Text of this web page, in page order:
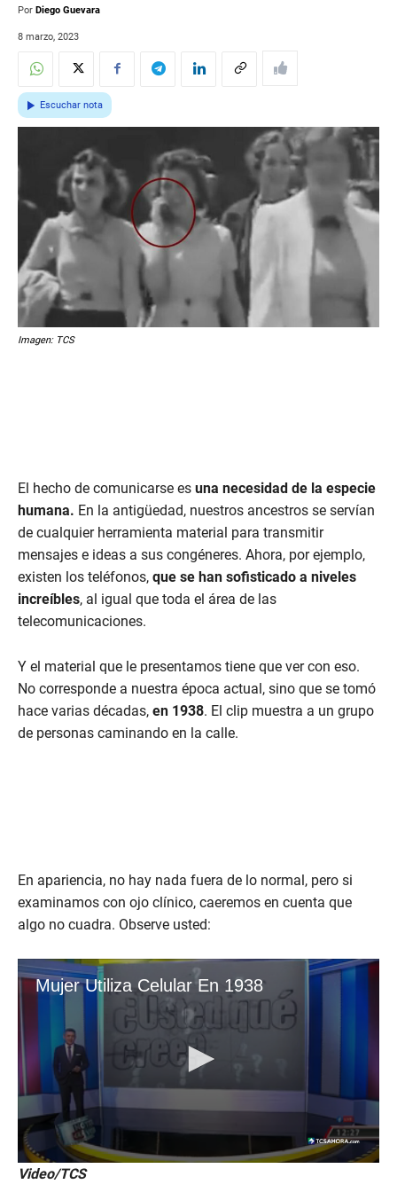
Por Diego Guevara
8 marzo, 2023
Escuchar nota
Imagen: TCS
El hecho de comunicarse es una necesidad de la especie
humana. En la antigüedad, nuestros ancestros se servían
de cualquier herramienta material para transmitir
mensajes e ideas a sus congéneres. Ahora, por ejemplo,
existen los teléfonos, que se han sofisticado a niveles
increíbles, al igual que toda el área de las
telecomunicaciones.
Y el material que le presentamos tiene que ver con eso.
No corresponde a nuestra época actual, sino que se tomó
hace varias décadas, en 1938. El clip muestra a un grupo
de personas caminando en la calle.
En apariencia, no hay nada fuera de lo normal, pero si
examinamos con ojo clínico, caeremos en cuenta que
algo no cuadra. Observe usted:
Video/TCS